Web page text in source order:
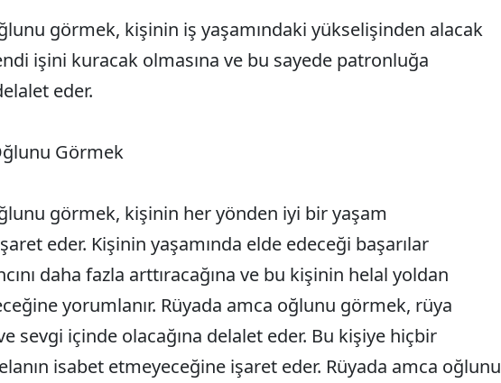
görmek, kişinin iş yaşamındaki yükselişinden alacak
işini kuracak olmasına ve bu sayede patronluğa
eder.
Görmek
görmek, kişinin her yönden iyi bir yaşam
eder. Kişinin yaşamında elde edeceği başarılar
daha fazla arttıracağına ve bu kişinin helal yoldan
yorumlanır. Rüyada amca oğlunu görmek, rüya
sevgi içinde olacağına delalet eder. Bu kişiye hiçbir
isabet etmeyeceğine işaret eder. Rüyada amca oğlunu